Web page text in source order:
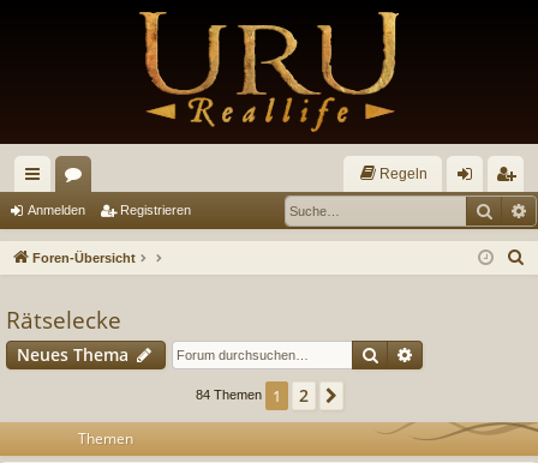
ch
ne
ug
riff
or
en
Regeln
m
eg
ist
Anmelden Registrieren
Foren-Übersicht
Rätselecke
Neues Thema Suche
84 Themen 1 2
Themen